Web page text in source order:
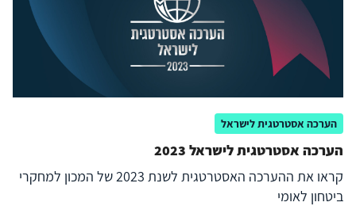
הערכה אסטרטגית לישראל
הערכה אסטרטגית לישראל 2023
קראו את ההערכה האסטרטגית לשנת 2023 של המכון למחקרי
ביטחון לאומי